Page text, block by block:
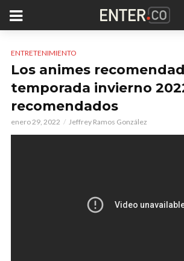
ENTRETENIMIENTO
Los animes
temporada invierno
recomendados
enero 29, 2022 Jeffrey Ramos González